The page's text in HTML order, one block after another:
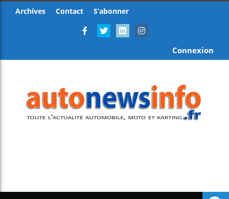
Archives Contact S’abonner
Connexion